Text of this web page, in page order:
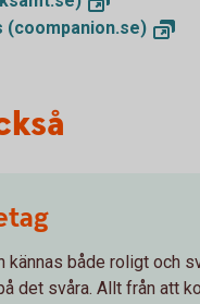
(coompanion.se)
både roligt och
det svåra. Allt från att